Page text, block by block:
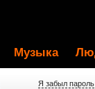
Музыка
Я забыл пароль